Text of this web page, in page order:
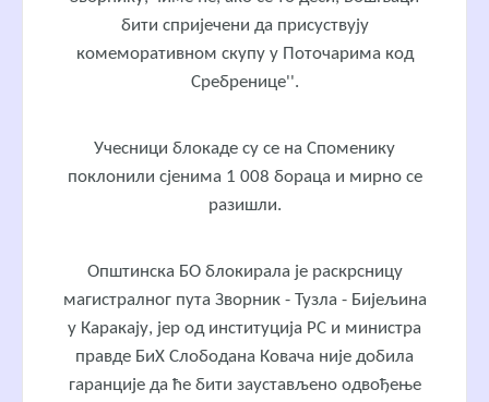
бити спријечени да присуствују
комеморативном скупу у Поточарима код
Сребренице''.
Учесници блокаде су се на Споменику
поклонили сјенима 1 008 бораца и мирно се
разишли.
Општинска БО блокирала је раскрсницу
магистралног пута Зворник - Тузла - Бијељина
у Каракају, јер од институција РС и министра
правде БиХ Слободана Ковача није добила
гаранције да ће бити заустављено одвођење